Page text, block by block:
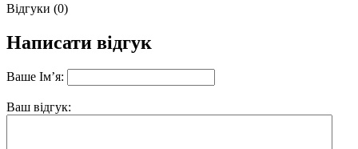
Відгуки (0)
Написати відгук
Ваше Ім’я:
Ваш відгук: